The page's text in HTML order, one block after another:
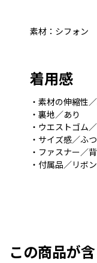
素材：シフォン
着用感
・素材の伸縮性
・裏地／あり
・ウエストゴム
・サイズ感／ふ
・ファスナー／
・付属品／リボ
この商品が